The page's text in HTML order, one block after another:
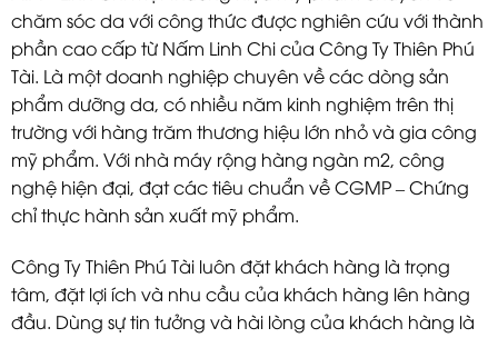
chăm sóc da với công thức được nghiên cứu với thành
phần cao cấp từ Nấm Linh Chi của Công Ty Thiên Phú
Tài. Là một doanh nghiệp chuyên về các dòng sản
phẩm dưỡng da, có nhiều năm kinh nghiệm trên thị
trường với hàng trăm thương hiệu lớn nhỏ và gia công
mỹ phẩm. Với nhà máy rộng hàng ngàn m2, công
nghệ hiện đại, đạt các tiêu chuẩn về CGMP – Chứng
chỉ thực hành sản xuất mỹ phẩm.
Công Ty Thiên Phú Tài luôn đặt khách hàng là trọng
tâm, đặt lợi ích và nhu cầu của khách hàng lên hàng
đầu. Dùng sự tin tưởng và hài lòng của khách hàng là